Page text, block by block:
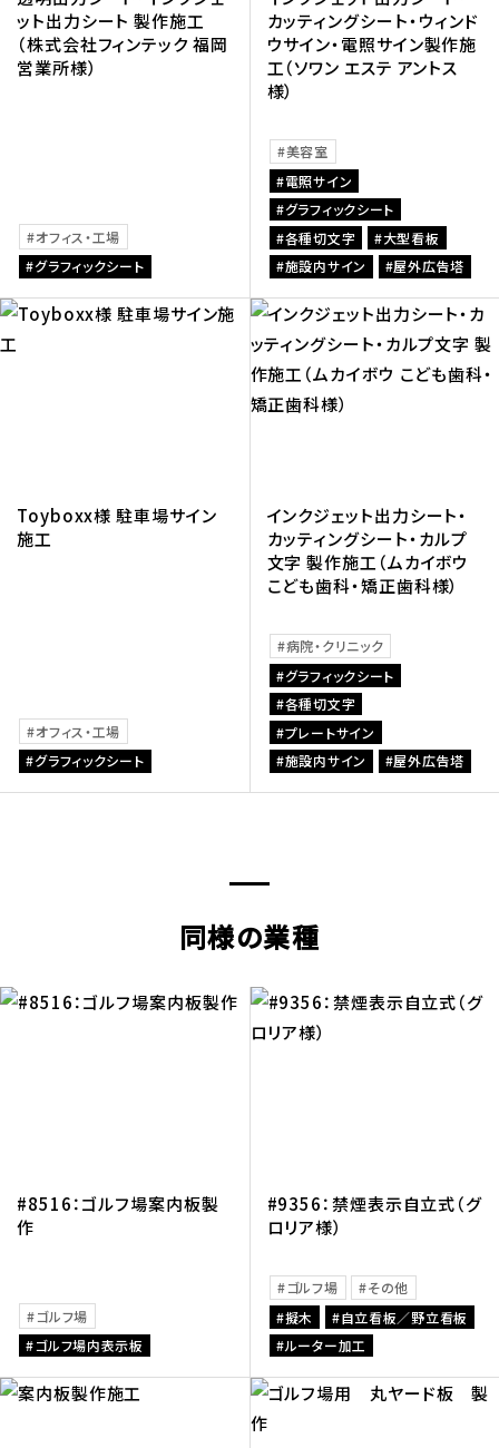
ット出力シート 製作施工
（株式会社フィンテック 福岡
営業所様）
オフィス・工場
グラフィックシート
カッティングシート・ウィンド
ウサイン・電照サイン製作施
工（ソワン エステ アントス
様）
美容室
電照サイン
グラフィックシート
各種切文字
大型看板
施設内サイン
屋外広告塔
Toyboxx様 駐車場サイン
施工
オフィス・工場
グラフィックシート
インクジェット出力シート・
カッティングシート・カルプ
文字 製作施工（ムカイボウ
こども歯科・矯正歯科様）
病院・クリニック
グラフィックシート
各種切文字
プレートサイン
施設内サイン
屋外広告塔
同様の業種
#8516：ゴルフ場案内板製
作
ゴルフ場
ゴルフ場内表示板
#9356：禁煙表示自立式（グ
ロリア様）
ゴルフ場
その他
擬木
自立看板／野立看板
ルーター加工